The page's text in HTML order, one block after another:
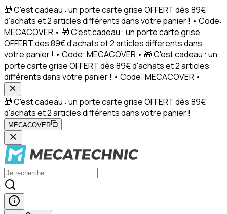
🎁 C'est cadeau : un porte carte grise OFFERT dès 89€
d'achats et 2 articles différents dans votre panier ! • Code:
MECACOVER • 🎁 C'est cadeau : un porte carte grise
OFFERT dès 89€ d'achats et 2 articles différents dans
votre panier ! • Code: MECACOVER • 🎁 C'est cadeau : un
porte carte grise OFFERT dès 89€ d'achats et 2 articles
différents dans votre panier ! • Code: MECACOVER •
🎁 C'est cadeau : un porte carte grise OFFERT dès 89€
d'achats et 2 articles différents dans votre panier !
MECACOVER